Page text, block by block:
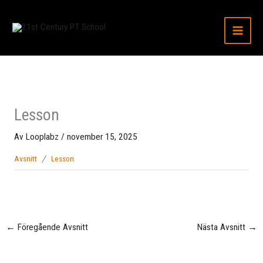
Lesson
Av Looplabz / november 15, 2025
Avsnitt Lesson
← Föregående Avsnitt Nästa Avsnitt →